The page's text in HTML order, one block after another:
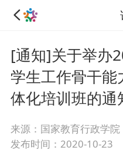
[通知]关于举办
学生工作骨干
体化培训班的通
来源：国家教育行政学院
发布时间：2020-10-23